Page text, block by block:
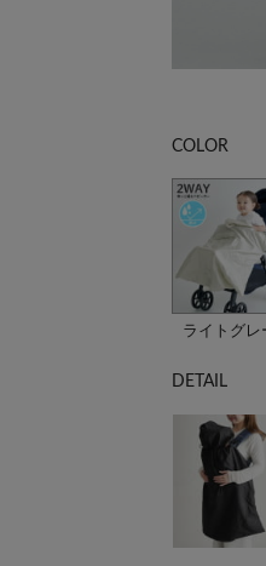
COLOR
ライトグレ
DETAIL